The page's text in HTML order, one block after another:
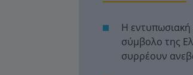
Η εντυπωσιακή
σύμβολο της
συρρέουν